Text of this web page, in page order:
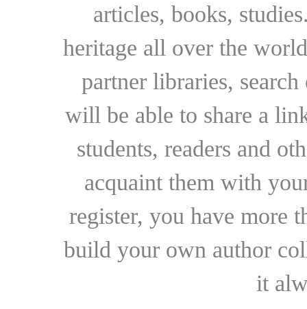
articles, books,
heritage all over the
partner libraries,
will be able to share a
students, readers and
acquaint them with
register, you have more
build your own author
it